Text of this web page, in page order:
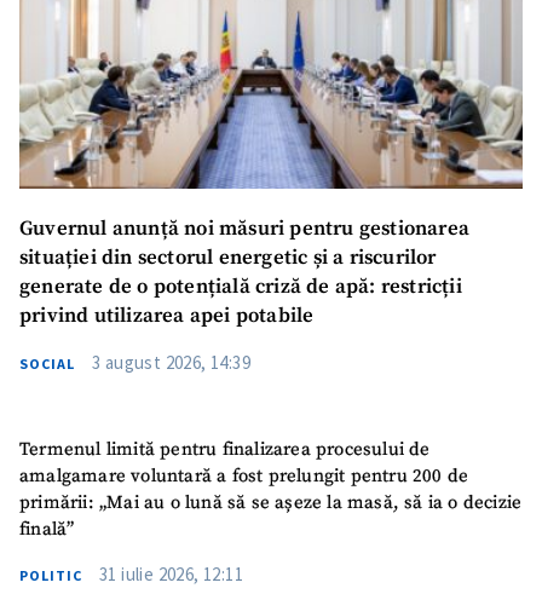
Guvernul anunță noi măsuri pentru gestionarea
situației din sectorul energetic și a riscurilor
generate de o potențială criză de apă: restricții
privind utilizarea apei potabile
SOCIAL 3 august 2026, 14:39
Termenul limită pentru finalizarea procesului de
amalgamare voluntară a fost prelungit pentru 200 de
primării: „Mai au o lună să se așeze la masă, să ia o decizie
finală”
POLITIC 31 iulie 2026, 12:11